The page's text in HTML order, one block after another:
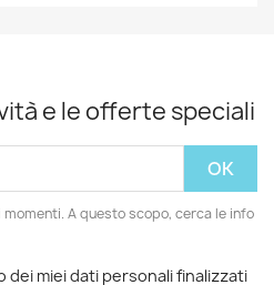
e le offerte speciali
A questo scopo, cerca le info
miei dati personali finalizzati